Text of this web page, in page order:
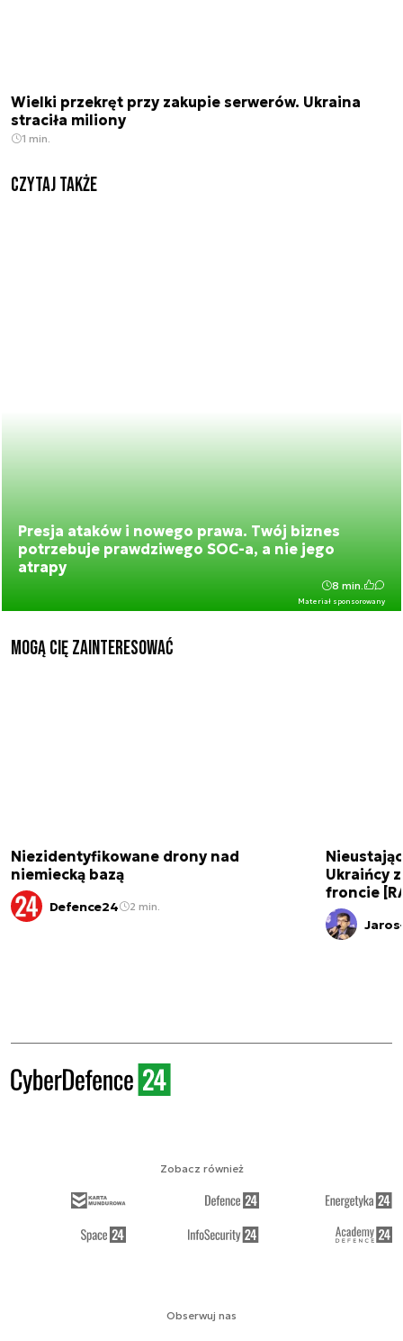
Wielki przekręt przy zakupie serwerów. Ukraina
straciła miliony
1 min.
Czytaj także
Presja ataków i nowego prawa. Twój biznes
potrzebuje prawdziwego SOC-a, a nie jego
atrapy
Materiał sponsorowany
8 min.
Mogą Cię zainteresować
Niezidentyfikowane drony nad
niemiecką bazą
Defence24 2 min.
Ukraińcy
froncie
Obserwuj nas
Zobacz również